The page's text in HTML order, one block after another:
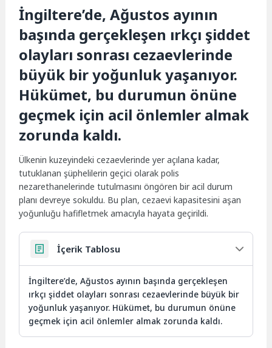
İngiltere’de, Ağustos ayının
başında gerçekleşen ırkçı şiddet
olayları sonrası cezaevlerinde
büyük bir yoğunluk yaşanıyor.
Hükümet, bu durumun önüne
geçmek için acil önlemler almak
zorunda kaldı.
Ülkenin kuzeyindeki cezaevlerinde yer açılana kadar,
tutuklanan şüphelilerin geçici olarak polis
nezarethanelerinde tutulmasını öngören bir acil durum
planı devreye sokuldu. Bu plan, cezaevi kapasitesini aşan
yoğunluğu hafifletmek amacıyla hayata geçirildi.
İçerik Tablosu
İngiltere’de, Ağustos ayının başında gerçekleşen
ırkçı şiddet olayları sonrası cezaevlerinde büyük bir
yoğunluk yaşanıyor. Hükümet, bu durumun önüne
geçmek için acil önlemler almak zorunda kaldı.